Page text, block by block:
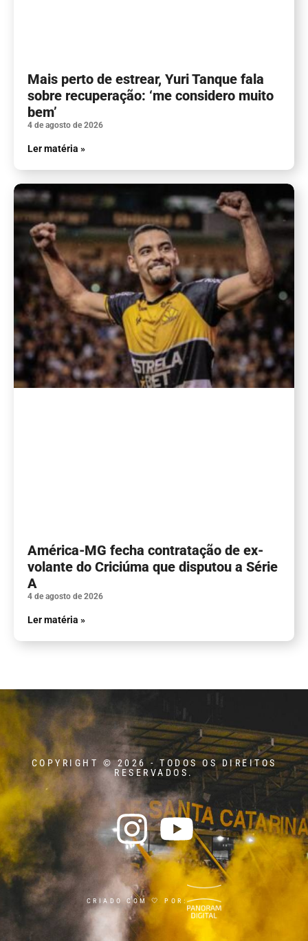
Mais perto de estrear, Yuri Tanque fala
sobre recuperação: ‘me considero muito
bem’
4 de agosto de 2026
Ler matéria »
América-MG fecha contratação de ex-
volante do Criciúma que disputou a Série
A
4 de agosto de 2026
Ler matéria »
COPYRIGHT © 2026 - TODOS OS DIREITOS
RESERVADOS.
CRIADO COM 🤍 POR: